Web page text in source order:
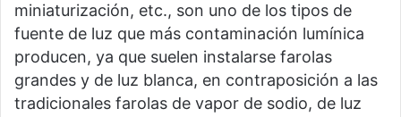
miniaturización, etc., son uno de los tipos de
fuente de luz que más contaminación lumínica
producen, ya que suelen instalarse farolas
grandes y de luz blanca, en contraposición a las
tradicionales farolas de vapor de sodio, de luz